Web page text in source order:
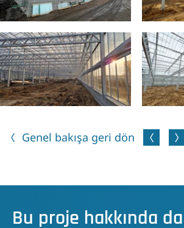
Genel bakışa geri dön
Bu proje hakkında